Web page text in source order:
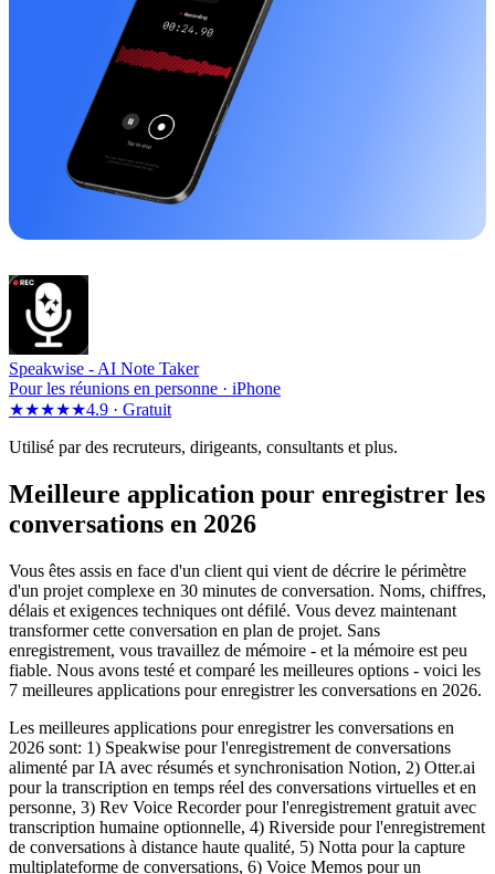
Speakwise - AI Note Taker
Pour les réunions en personne · iPhone
★★★★★4.9 · Gratuit
Utilisé par des recruteurs, dirigeants, consultants et plus.
Meilleure application pour enregistrer les
conversations en 2026
Vous êtes assis en face d'un client qui vient de décrire le périmètre
d'un projet complexe en 30 minutes de conversation. Noms, chiffres,
délais et exigences techniques ont défilé. Vous devez maintenant
transformer cette conversation en plan de projet. Sans
enregistrement, vous travaillez de mémoire - et la mémoire est peu
fiable. Nous avons testé et comparé les meilleures options - voici les
7 meilleures applications pour enregistrer les conversations en 2026.
Les meilleures applications pour enregistrer les conversations en
2026 sont: 1) Speakwise pour l'enregistrement de conversations
alimenté par IA avec résumés et synchronisation Notion, 2) Otter.ai
pour la transcription en temps réel des conversations virtuelles et en
personne, 3) Rev Voice Recorder pour l'enregistrement gratuit avec
transcription humaine optionnelle, 4) Riverside pour l'enregistrement
de conversations à distance haute qualité, 5) Notta pour la capture
multiplateforme de conversations, 6) Voice Memos pour un